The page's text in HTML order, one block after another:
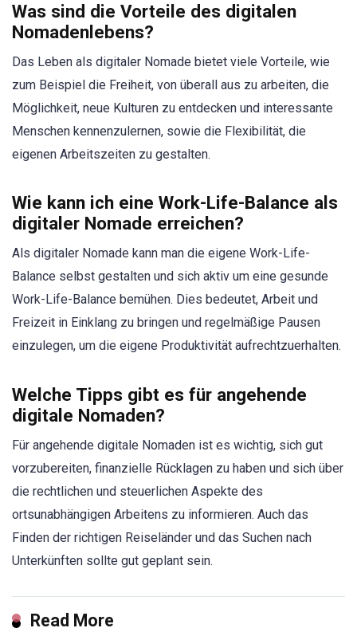
Was sind die Vorteile des digitalen
Nomadenlebens?
Das Leben als digitaler Nomade bietet viele Vorteile, wie
zum Beispiel die Freiheit, von überall aus zu arbeiten, die
Möglichkeit, neue Kulturen zu entdecken und interessante
Menschen kennenzulernen, sowie die Flexibilität, die
eigenen Arbeitszeiten zu gestalten.
Wie kann ich eine Work-Life-Balance als
digitaler Nomade erreichen?
Als digitaler Nomade kann man die eigene Work-Life-
Balance selbst gestalten und sich aktiv um eine gesunde
Work-Life-Balance bemühen. Dies bedeutet, Arbeit und
Freizeit in Einklang zu bringen und regelmäßige Pausen
einzulegen, um die eigene Produktivität aufrechtzuerhalten.
Welche Tipps gibt es für angehende
digitale Nomaden?
Für angehende digitale Nomaden ist es wichtig, sich gut
vorzubereiten, finanzielle Rücklagen zu haben und sich über
die rechtlichen und steuerlichen Aspekte des
ortsunabhängigen Arbeitens zu informieren. Auch das
Finden der richtigen Reiseländer und das Suchen nach
Unterkünften sollte gut geplant sein.
Read More